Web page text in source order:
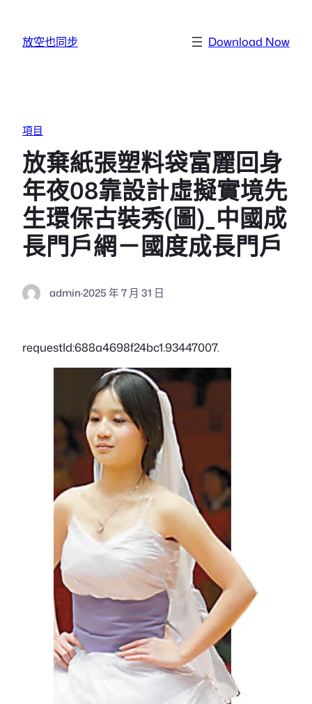
放空也同步 Download Now
項目
放棄紙張塑料袋富麗回身
年夜08靠設計虛擬實境先
生環保古裝秀(圖)_中國成
長門戶網－國度成長門戶
admin·2025 年 7 月 31 日
requestId:688a4698f24bc1.93447007.